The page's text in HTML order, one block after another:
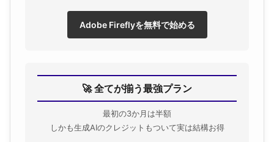
Adobe Fireflyを無料で始める
🚀 全てが揃う最強プラン
最初の3か月は半額
しかも生成AIのクレジットもついて実は結構お得